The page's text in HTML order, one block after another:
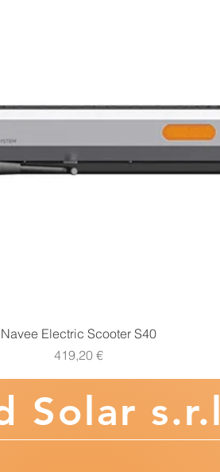
Vista rapida
Navee Electric Scooter S40
Prezzo
419,20 €
Solar s.r.l